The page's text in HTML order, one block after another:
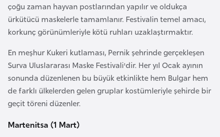
çoğu zaman hayvan postlarından yapılır ve oldukça
ürkütücü maskelerle tamamlanır. Festivalin temel amacı,
korkunç görünümleriyle kötü ruhları uzaklaştırmaktır.
En meşhur Kukeri kutlaması, Pernik şehrinde gerçekleşen
Surva Uluslararası Maske Festivali'dir. Her yıl Ocak ayının
sonunda düzenlenen bu büyük etkinlikte hem Bulgar hem
de farklı ülkelerden gelen gruplar kostümleriyle şehirde bir
geçit töreni düzenler.
Martenitsa (1 Mart)
B
a
g
l
a
d
e